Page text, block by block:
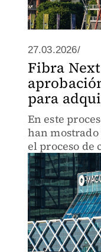
27.03.2026/
Fibra
para
En este
han
el proceso de